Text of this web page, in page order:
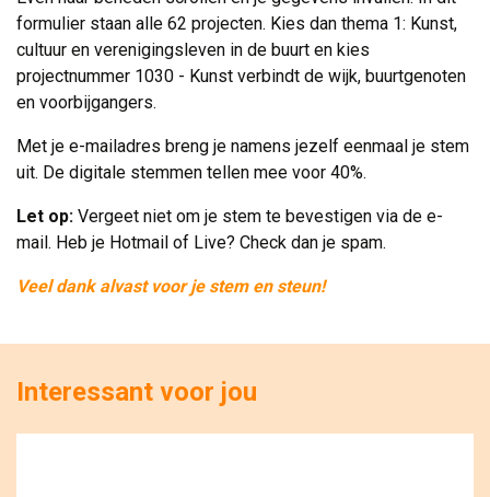
formulier staan alle 62 projecten. Kies dan thema 1: Kunst,
cultuur en verenigingsleven in de buurt en kies
projectnummer 1030 - Kunst verbindt de wijk, buurtgenoten
en voorbijgangers.
Met je e-mailadres breng je namens jezelf eenmaal je stem
uit. De digitale stemmen tellen mee voor 40%.
Let op: Vergeet niet om je stem te bevestigen via de e-
mail. Heb je Hotmail of Live? Check dan je spam.
Veel dank alvast voor je stem en steun!
Interessant voor jou